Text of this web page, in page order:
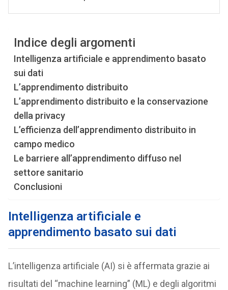
Indice degli argomenti
Intelligenza artificiale e apprendimento basato
sui dati
L’apprendimento distribuito
L’apprendimento distribuito e la conservazione
della privacy
L’efficienza dell’apprendimento distribuito in
campo medico
Le barriere all’apprendimento diffuso nel
settore sanitario
Conclusioni
Intelligenza artificiale e
apprendimento basato sui dati
L’intelligenza artificiale (AI) si è affermata grazie ai
risultati del “machine learning” (ML) e degli algoritmi